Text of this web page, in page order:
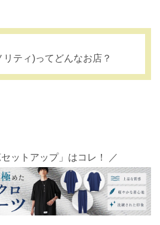
ティ)ってどんなお店？
トアップ」はコレ！ ／